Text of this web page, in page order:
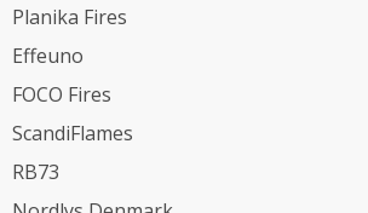
Planika Fires
Effeuno
FOCO Fires
ScandiFlames
RB73